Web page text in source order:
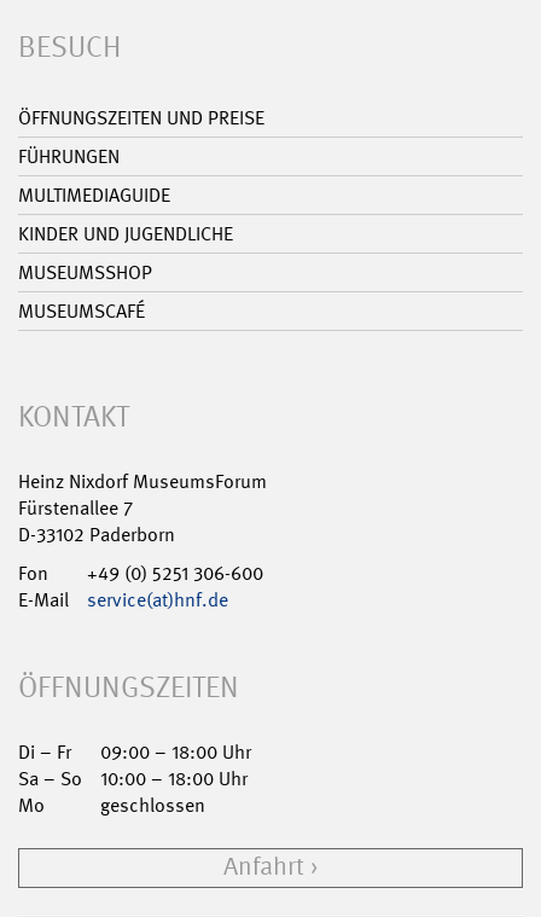
BESUCH
ÖFFNUNGSZEITEN UND PREISE
FÜHRUNGEN
MULTIMEDIAGUIDE
KINDER UND JUGENDLICHE
MUSEUMSSHOP
MUSEUMSCAFÉ
KONTAKT
Heinz Nixdorf MuseumsForum
Fürstenallee 7
D-33102 Paderborn
Fon
+49 (0) 5251 306-600
E-Mail
service(at)hnf.de
ÖFFNUNGSZEITEN
Di – Fr
09:00 – 18:00 Uhr
Sa – So
10:00 – 18:00 Uhr
Mo
geschlossen
Anfahrt